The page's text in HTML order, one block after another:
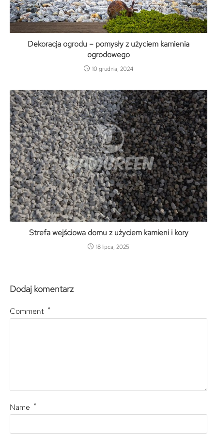
Dekoracja ogrodu – pomysły z użyciem kamienia
ogrodowego
10 grudnia, 2024
Strefa wejściowa domu z użyciem kamieni i kory
18 lipca, 2025
Dodaj komentarz
Comment *
Name *